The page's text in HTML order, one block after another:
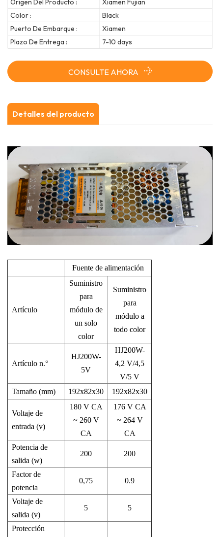
Origen Del Producto :
Xiamen Fujian
Color :
Black
Puerto De Embarque :
Xiamen
Plazo De Entrega :
7-10 days
CONSULTE AHORA
Detalles del producto
Fuente de alimentación
Artículo
Suministro
para
módulo de
un solo
color
Suministro
para
módulo a
todo color
Artículo n.°
HJ200W-
5V
HJ200W-
4,2 V/4,5
V/5 V
Tamaño (mm)
192x82x30 192x82x30
Voltaje de
entrada (v)
180 V CA
~ 260 V
CA
176 V CA
~ 264 V
CA
Potencia de
salida (w)
200 200
Factor de
potencia
0,75 0.9
Voltaje de
salida (v)
5 5
Protección